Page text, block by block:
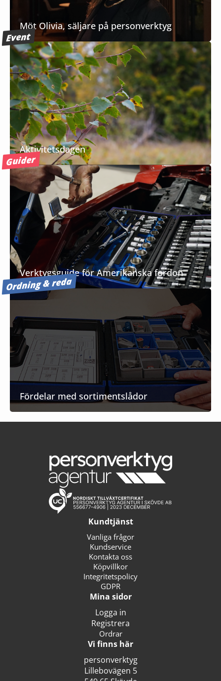
Möt Olivia, säljare på personverktyg
Event
Aktivitetsdagen
Guider
Verktygsguide för Amerikanska fordon
Ordning & reda
Fördelar med sortimentslådor
Kundtjänst
Vanliga frågor
Kundservice
Kontakta oss
Köpvillkor
Integritetspolicy
GDPR
Mina sidor
Logga in
Registrera
Ordrar
Vi finns här
personverktyg
Lillebovägen 5